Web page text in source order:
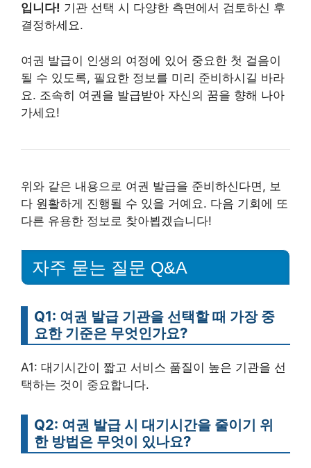
입니다! 기관 선택 시 다양한 측면에서 검토하신 후
결정하세요.
여권 발급이 인생의 여정에 있어 중요한 첫 걸음이
될 수 있도록, 필요한 정보를 미리 준비하시길 바라
요. 조속히 여권을 발급받아 자신의 꿈을 향해 나아
가세요!
위와 같은 내용으로 여권 발급을 준비하신다면, 보
다 원활하게 진행될 수 있을 거예요. 다음 기회에 또
다른 유용한 정보로 찾아뵙겠습니다!
자주 묻는 질문 Q&A
Q1: 여권 발급 기관을 선택할 때 가장 중
요한 기준은 무엇인가요?
A1: 대기시간이 짧고 서비스 품질이 높은 기관을 선
택하는 것이 중요합니다.
Q2: 여권 발급 시 대기시간을 줄이기 위
한 방법은 무엇이 있나요?